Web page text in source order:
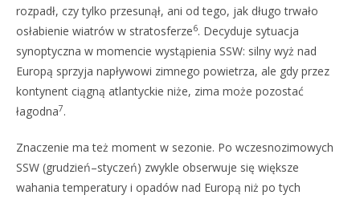
rozpadł, czy tylko przesunął, ani od tego, jak długo trwało
osłabienie wiatrów w stratosferze6. Decyduje sytuacja
synoptyczna w momencie wystąpienia SSW: silny wyż nad
Europą sprzyja napływowi zimnego powietrza, ale gdy przez
kontynent ciągną atlantyckie niże, zima może pozostać
łagodna7.
Znaczenie ma też moment w sezonie. Po wczesnozimowych
SSW (grudzień–styczeń) zwykle obserwuje się większe
wahania temperatury i opadów nad Europą niż po tych